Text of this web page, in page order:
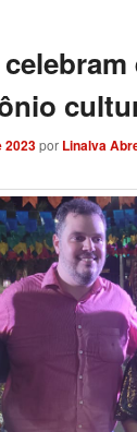
2023por Linalva